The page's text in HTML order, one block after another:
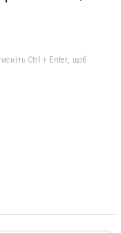
Ctrl + Enter, щоб